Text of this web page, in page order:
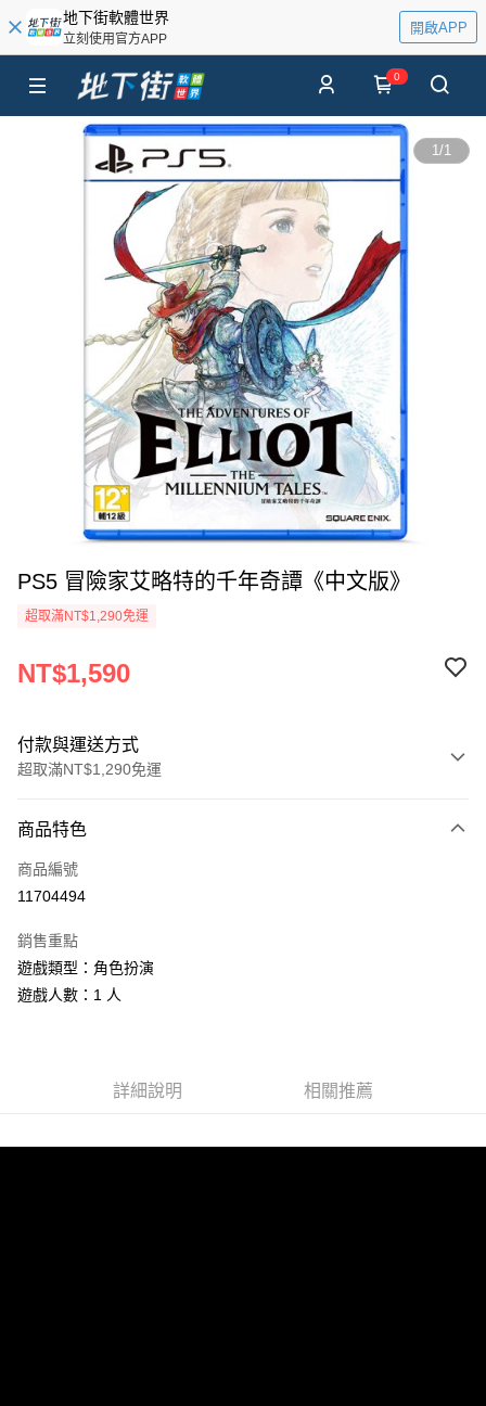
地下街軟體世界
立刻使用官方APP
開啟APP
0
1/1
PS5 冒險家艾略特的千年奇譚《中文版》
超取滿NT$1,290免運
NT$1,590
付款與運送方式
超取滿NT$1,290免運
信用卡一次付款
超商取貨付款
Apple Pay
街口支付
商品特色
商品編號
11704494
銷售重點
遊戲類型：角色扮演
遊戲人數：1 人
詳細說明 相關推薦